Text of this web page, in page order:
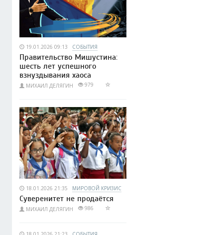
19.01.2026 09:13 СОБЫТИЯ
Правительство Мишустина:
шесть лет успешного
взнуздывания хаоса
МИХАИЛ ДЕЛЯГИН 979
18.01.2026 21:35 МИРОВОЙ КРИЗИС
Суверенитет не продаётся
МИХАИЛ ДЕЛЯГИН 986